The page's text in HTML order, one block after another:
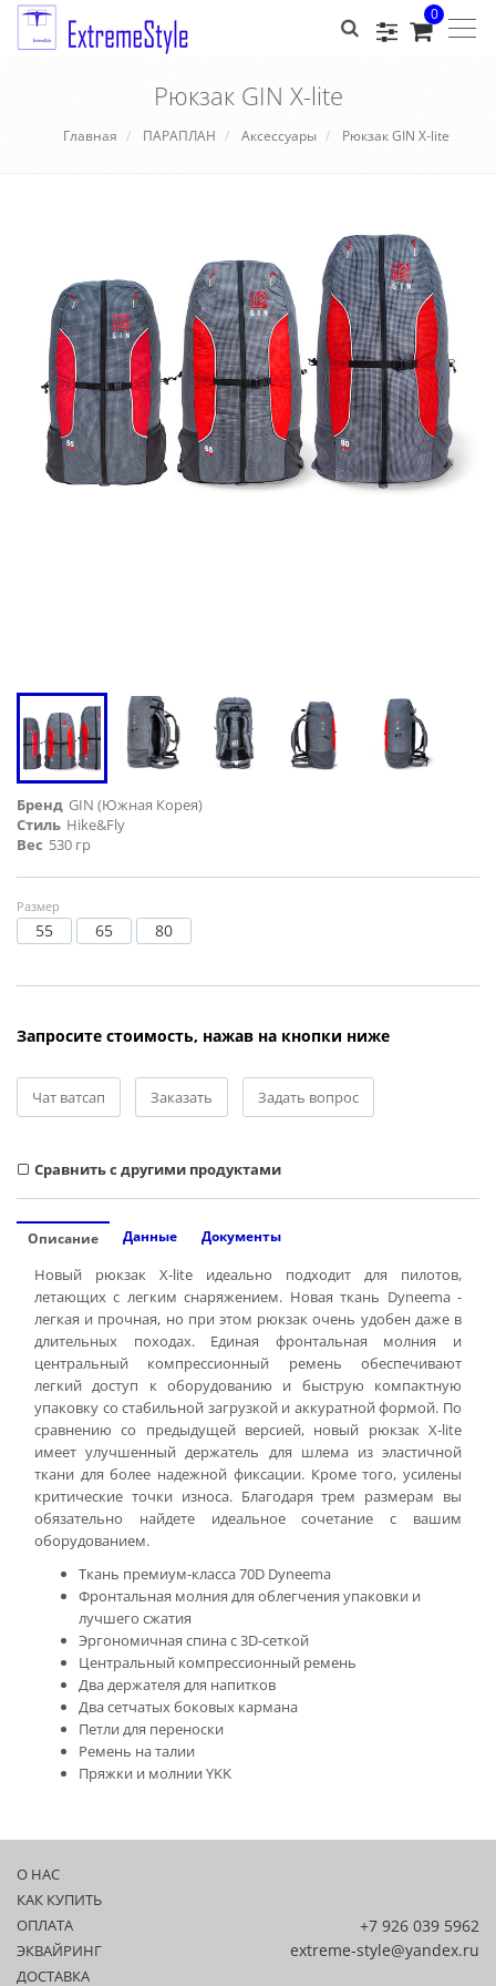
0
Рюкзак GIN X-lite
Главная ПАРАПЛАН Аксессуары Рюкзак GIN X-lite
Бренд GIN (Южная Корея)
Стиль Hike&Fly
Вес 530 гр
Размер
55 65 80
Запросите стоимость, нажав на кнопки ниже
Чат ватсап Заказать Задать вопрос
Cравнить с другими продуктами
Описание Данные Документы
Новый рюкзак X-lite идеально подходит для пилотов,
летающих с легким снаряжением. Новая ткань Dyneema -
легкая и прочная, но при этом рюкзак очень удобен даже в
длительных походах. Единая фронтальная молния и
центральный компрессионный ремень обеспечивают
легкий доступ к оборудованию и быструю компактную
упаковку со стабильной загрузкой и аккуратной формой. По
сравнению со предыдущей версией, новый рюкзак X-lite
имеет улучшенный держатель для шлема из эластичной
ткани для более надежной фиксации. Кроме того, усилены
критические точки износа. Благодаря трем размерам вы
обязательно найдете идеальное сочетание с вашим
оборудованием.
Ткань премиум-класса 70D Dyneema
Фронтальная молния для облегчения упаковки и
лучшего сжатия
Эргономичная спина с 3D-сеткой
Центральный компрессионный ремень
Два держателя для напитков
Два сетчатых боковых кармана
Петли для переноски
Ремень на талии
Пряжки и молнии YKK
О НАС
КАК КУПИТЬ
ОПЛАТА
ЭКВАЙРИНГ
ДОСТАВКА
+7 926 039 5962
extreme-style@yandex.ru